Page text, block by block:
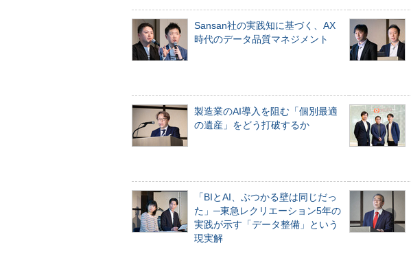
Sansan社の実践知に基づく、AX
時代のデータ品質マネジメント
製造業のAI導入を阻む「個別最適
の遺産」をどう打破するか
「BIとAI、ぶつかる壁は同じだっ
た」─東急レクリエーション5年の
実践が示す「データ整備」という
現実解